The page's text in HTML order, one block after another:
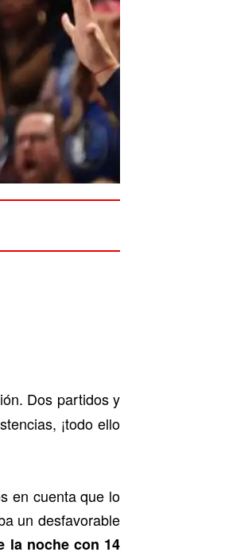
Dos partidos y
¡todo ello
en cuenta que lo
un desfavorable
la noche con 14